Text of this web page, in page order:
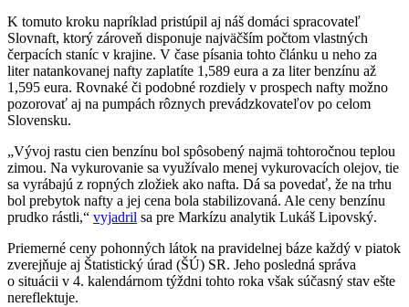
K tomuto kroku napríklad pristúpil aj náš domáci spracovateľ
Slovnaft, ktorý zároveň disponuje najväčším počtom vlastných
čerpacích staníc v krajine. V čase písania tohto článku u neho za
liter natankovanej nafty zaplatíte 1,589 eura a za liter benzínu až
1,595 eura. Rovnaké či podobné rozdiely v prospech nafty možno
pozorovať aj na pumpách rôznych prevádzkovateľov po celom
Slovensku.
„Vývoj rastu cien benzínu bol spôsobený najmä tohtoročnou teplou
zimou. Na vykurovanie sa využívalo menej vykurovacích olejov, tie
sa vyrábajú z ropných zložiek ako nafta. Dá sa povedať, že na trhu
bol prebytok nafty a jej cena bola stabilizovaná. Ale ceny benzínu
prudko rástli,“ vyjadril sa pre Markízu analytik Lukáš Lipovský.
Priemerné ceny pohonných látok na pravidelnej báze každý v piatok
zverejňuje aj Štatistický úrad (ŠÚ) SR. Jeho posledná správa
o situácii v 4. kalendárnom týždni tohto roka však súčasný stav ešte
nereflektuje.